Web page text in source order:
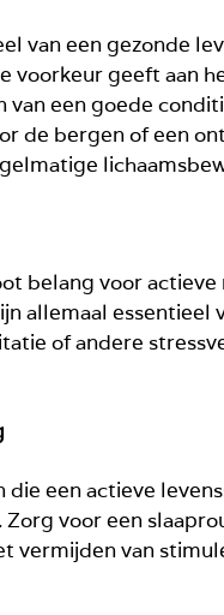
van een gezonde
voorkeur geeft aan
een goede
de bergen of een
belang voor
allemaal
of andere
een actieve
voor een
vermijden van